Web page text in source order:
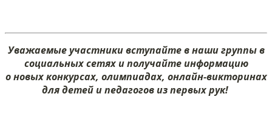
Уважаемые участники вступайте в наши группы в
социальных сетях и получайте информацию
о новых конкурсах, олимпиадах, онлайн-викторинах
для детей и педагогов из первых рук!